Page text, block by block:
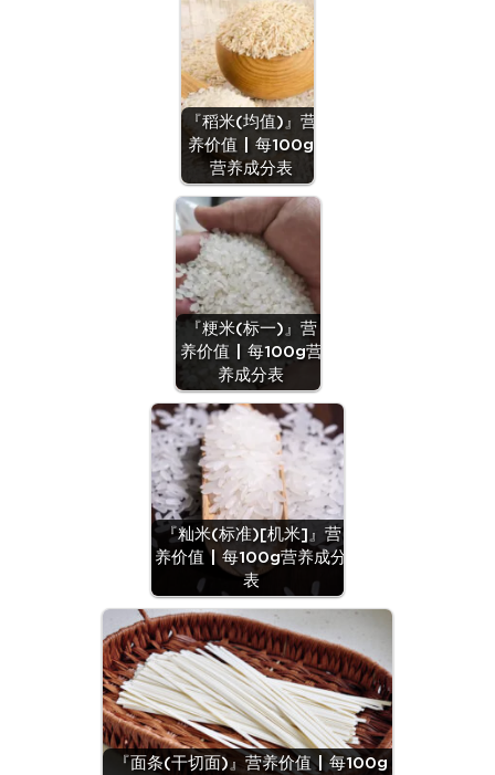
『稻米(均值)』营
养价值 | 每100g
营养成分表
『粳米(标一)』营
养价值 | 每100g营
养成分表
『籼米(标准)[机米]』营
养价值 | 每100g营养成分
表
『面条(干切面)』营养价值 | 每100g